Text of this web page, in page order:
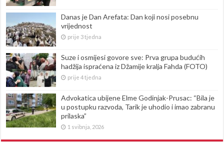
Danas je Dan Arefata: Dan koji nosi posebnu
vrijednost
prije 3 tjedna
Suze i osmijesi govore sve: Prva grupa budućih
hadžija ispraćena iz Džamije kralja Fahda (FOTO)
prije 4 tjedna
Advokatica ubijene Elme Godinjak-Prusac: “Bila je
u postupku razvoda, Tarik je uhodio i imao zabranu
prilaska”
1 svibnja, 2026